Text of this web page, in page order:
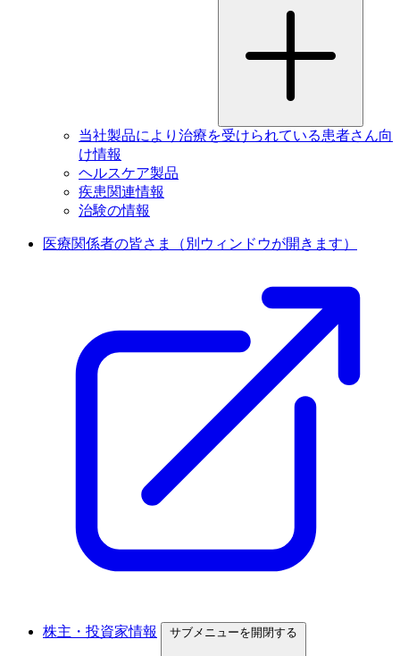
当社製品により治療を受けられている患者さん向
け情報
ヘルスケア製品
疾患関連情報
治験の情報
医療関係者の皆さま （別ウィンドウが開きます）
株主・投資家情報 サブメニューを開閉する